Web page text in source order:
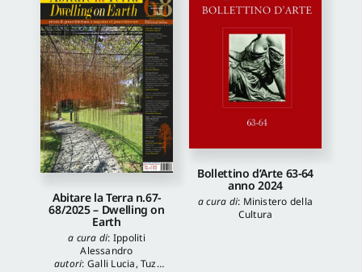
Abitare la Terra n.67-
68/2025 – Dwelling on
Earth
a cura di: Ippoliti
Alessandro
autori: Galli Lucia,Tuzi
Bollettino d’Arte 63-64
anno 2024
a cura di: Ministero della
Cultura